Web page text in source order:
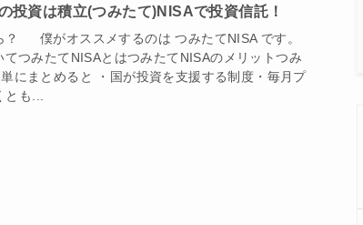
投資は積立(つみたて)NISAで投資信託！
？ 僕がオススメするのは つみたてNISA です。
つみたてNISAとはつみたてNISAのメリットつみ
にまとめると ・国が投資を支援する制度・毎月プ
も...